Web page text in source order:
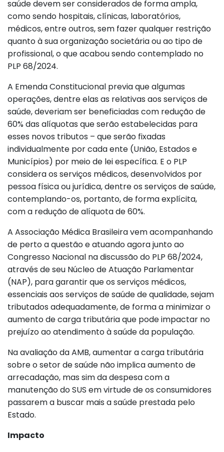
saúde devem ser considerados de forma ampla,
como sendo hospitais, clínicas, laboratórios,
médicos, entre outros, sem fazer qualquer restrição
quanto à sua organização societária ou ao tipo de
profissional, o que acabou sendo contemplado no
PLP 68/2024.
A Emenda Constitucional previa que algumas
operações, dentre elas as relativas aos serviços de
saúde, deveriam ser beneficiadas com redução de
60% das alíquotas que serão estabelecidas para
esses novos tributos – que serão fixadas
individualmente por cada ente (União, Estados e
Municípios) por meio de lei específica. E o PLP
considera os serviços médicos, desenvolvidos por
pessoa física ou jurídica, dentre os serviços de saúde,
contemplando-os, portanto, de forma explícita,
com a redução de alíquota de 60%.
A Associação Médica Brasileira vem acompanhando
de perto a questão e atuando agora junto ao
Congresso Nacional na discussão do PLP 68/2024,
através de seu Núcleo de Atuação Parlamentar
(NAP), para garantir que os serviços médicos,
essenciais aos serviços de saúde de qualidade, sejam
tributados adequadamente, de forma a minimizar o
aumento de carga tributária que pode impactar no
prejuízo ao atendimento à saúde da população.
Na avaliação da AMB, aumentar a carga tributária
sobre o setor de saúde não implica aumento de
arrecadação, mas sim da despesa com a
manutenção do SUS em virtude de os consumidores
passarem a buscar mais a saúde prestada pelo
Estado.
Impacto